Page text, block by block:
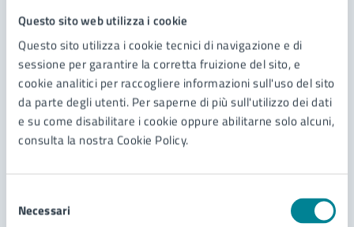
Questo sito web utilizza i cookie
Questo sito utilizza i cookie tecnici di navigazione e di
sessione per garantire la corretta fruizione del sito, e
cookie analitici per raccogliere informazioni sull'uso del sito
da parte degli utenti. Per saperne di più sull'utilizzo dei dati
e su come disabilitare i cookie oppure abilitarne solo alcuni,
consulta la nostra Cookie Policy.
delNecessari
Agrivoltaico e agricoltura: una convivenza
possibile
7 maggio 2026, Sala Consiliare
LEGGI DI PIÙ
29